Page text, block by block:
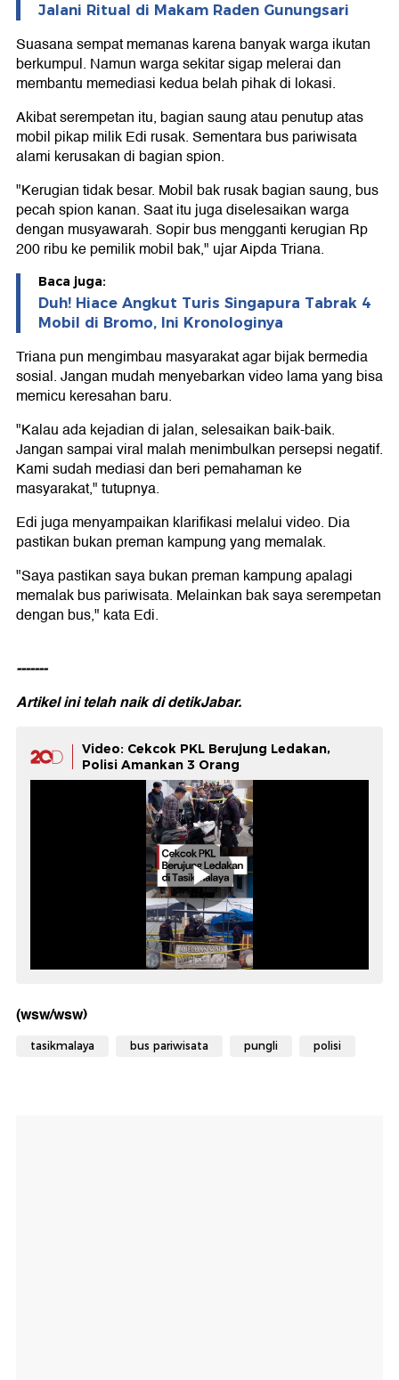
Jalani Ritual di Makam Raden Gunungsari
Suasana sempat memanas karena banyak warga ikutan
berkumpul. Namun warga sekitar sigap melerai dan
membantu memediasi kedua belah pihak di lokasi.
Akibat serempetan itu, bagian saung atau penutup atas
mobil pikap milik Edi rusak. Sementara bus pariwisata
alami kerusakan di bagian spion.
"Kerugian tidak besar. Mobil bak rusak bagian saung, bus
pecah spion kanan. Saat itu juga diselesaikan warga
dengan musyawarah. Sopir bus mengganti kerugian Rp
200 ribu ke pemilik mobil bak," ujar Aipda Triana.
Baca juga:
Duh! Hiace Angkut Turis Singapura Tabrak 4
Mobil di Bromo, Ini Kronologinya
Triana pun mengimbau masyarakat agar bijak bermedia
sosial. Jangan mudah menyebarkan video lama yang bisa
memicu keresahan baru.
"Kalau ada kejadian di jalan, selesaikan baik-baik.
Jangan sampai viral malah menimbulkan persepsi negatif.
Kami sudah mediasi dan beri pemahaman ke
masyarakat," tutupnya.
Edi juga menyampaikan klarifikasi melalui video. Dia
pastikan bukan preman kampung yang memalak.
"Saya pastikan saya bukan preman kampung apalagi
memalak bus pariwisata. Melainkan bak saya serempetan
dengan bus," kata Edi.
-------
Artikel ini telah naik didetikJabar.
Video: Cekcok PKL Berujung Ledakan,
Polisi Amankan 3 Orang
(wsw/wsw)
tasikmalaya bus pariwisata pungli polisi